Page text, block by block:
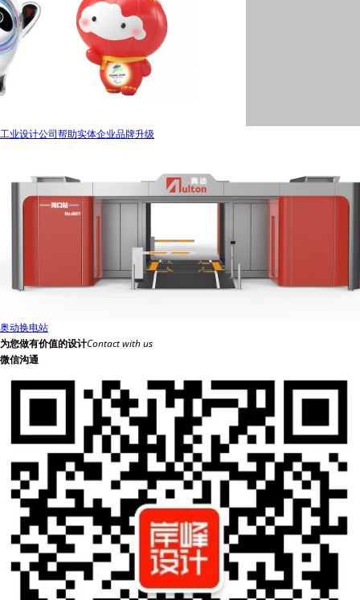
工业设计公司帮助实体企业品牌升级
奥动换电站
为您做有价值的设计Contact with us
微信沟通